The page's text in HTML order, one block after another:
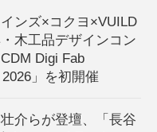
インズ×コクヨ×VUILD
木工品デザインコン
Digi Fab
」を初開催
介らが登壇、「長谷